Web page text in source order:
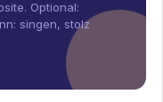
Optional:
singen, stolz